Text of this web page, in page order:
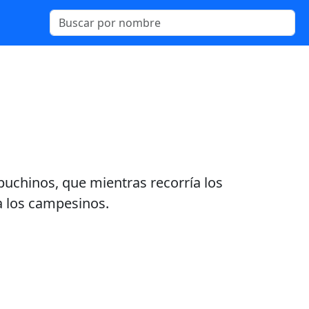
que mientras recorría los
campesinos.